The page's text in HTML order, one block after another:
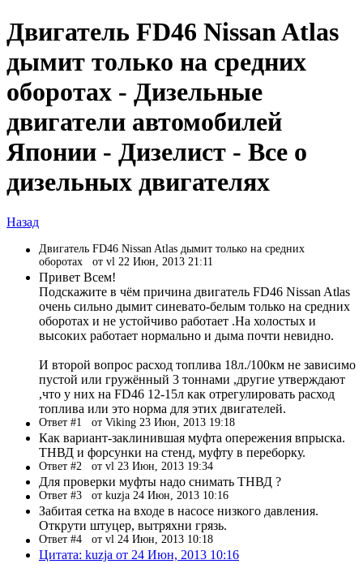
Двигатель FD46 Nissan Atlas
дымит только на средних
оборотах - Дизельные
двигатели автомобилей
Японии - Дизелист - Все о
дизельных двигателях
Назад
Двигатель FD46 Nissan Atlas дымит только на средних
оборотах от vl 22 Июн, 2013 21:11
Привет Всем!
Подскажите в чём причина двигатель FD46 Nissan Atlas
очень сильно дымит синевато-белым только на средних
оборотах и не устойчиво работает .На холостых и
высоких работает нормально и дыма почти невидно.
И второй вопрос расход топлива 18л./100км не зависимо
пустой или гружённый 3 тоннами ,другие утверждают
,что у них на FD46 12-15л как отрегулировать расход
топлива или это норма для этих двигателей.
Ответ #1 от Viking 23 Июн, 2013 19:18
Как вариант-заклинившая муфта опережения впрыска.
ТНВД и форсунки на стенд, муфту в переборку.
Ответ #2 от vl 23 Июн, 2013 19:34
Для проверки муфты надо снимать ТНВД ?
Ответ #3 от kuzja 24 Июн, 2013 10:16
Забитая сетка на входе в насосе низкого давления.
Открути штуцер, вытряхни грязь.
Ответ #4 от vl 24 Июн, 2013 10:18
Цитата: kuzja от 24 Июн, 2013 10:16